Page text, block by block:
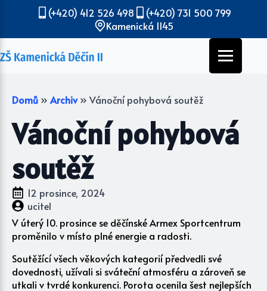
(+420) 412 526 498
(+420) 731 500 799
Kamenická 1145
Domů » Archiv » Vánoční pohybová soutěž
Vánoční pohybová
soutěž
12 prosince, 2024
ucitel
V úterý 10. prosince se děčínské Armex Sportcentrum
proměnilo v místo plné energie a radosti.
Soutěžící všech věkových kategorií předvedli své
dovednosti, užívali si sváteční atmosféru a zároveň se
utkali v tvrdé konkurenci. Porota ocenila šest nejlepších